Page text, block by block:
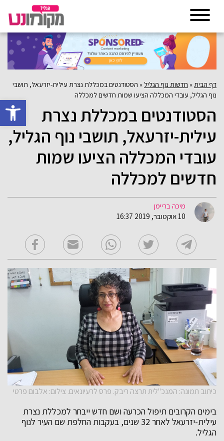
פתח
דף הבית » חדשות נוף הגליל » הסטודנטים במכללת נצרת עילית-יזרעאל, תושבי
נוף הגליל, עובדי המכללה הציעו שמות חדשים למכללה
הסטודנטים במכללת נצרת
עילית-יזרעאל, תושבי נוף הגליל,
עובדי המכללה הציעו שמות
חדשים למכללה
מיכה בריימן
10 אוקטובר, 2019 16:37
כיתוב תמונה: המנכ''לית תרצה ריבק. פרס לרעיונאים. צילום: אלבום פרטי
בימים הקרובים תיפול הכרעה ושם חדש ייבחר למכללת נצרת
עילית-יזרעאל לאחר 32 שנים, בעקבות החלפת שם העיר לנוף
הגליל.